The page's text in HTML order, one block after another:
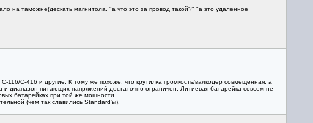
на таможне(дескать магнитола. "а что это за провод такой?" "а это удалённое
116/С-416 и другие. К тому же похоже, что крутилка громкость/валкодер совмещённая, а
и диапазон питающих напряжений достаточно ограничен. Литиевая батарейка совсем не
батарейках при той же мощности.
(чем так славились Standard'ы).